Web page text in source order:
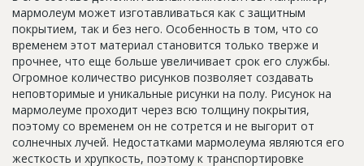
мармолеум может изготавливаться как с защитным
покрытием, так и без него. Особенность в том, что со
временем этот материал становится только тверже и
прочнее, что еще больше увеличивает срок его службы.
Огромное количество рисунков позволяет создавать
неповторимые и уникальные рисунки на полу. Рисунок на
мармолеуме проходит через всю толщину покрытия,
поэтому со временем он не сотрется и не выгорит от
солнечных лучей. Недостатками мармолеума являются его
жесткость и хрупкость, поэтому к транспортировке